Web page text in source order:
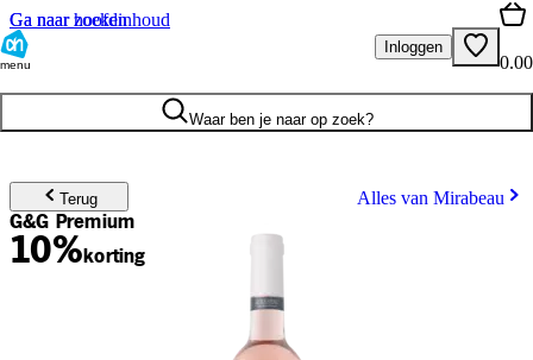
Ga naar hoofdinhoud
Ga naar zoeken
menu
Inloggen
0.00
Waar ben je naar op zoek?
Terug Alles van Mirabeau
G&G Premium
10%korting